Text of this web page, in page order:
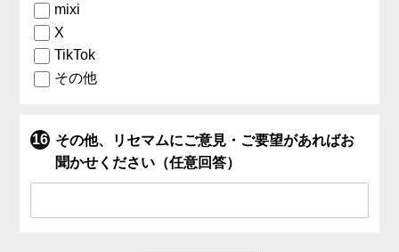
mixi
X
TikTok
その他
その他、リセマムにご意見・ご要望があればお
聞かせください（任意回答）